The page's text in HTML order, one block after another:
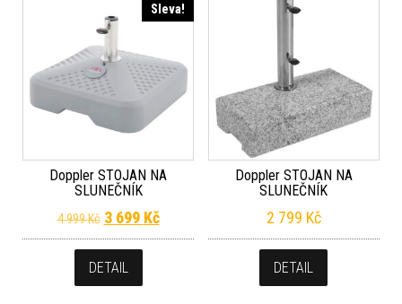
Sleva!
Doppler STOJAN NA
SLUNEČNÍK
4 999Kč Původní cena byla: 4 999 Kč.
3 699 KčAktuální cena je: 3 699 Kč.
DETAIL
Doppler STOJAN NA
SLUNEČNÍK
2 799 Kč
DETAIL